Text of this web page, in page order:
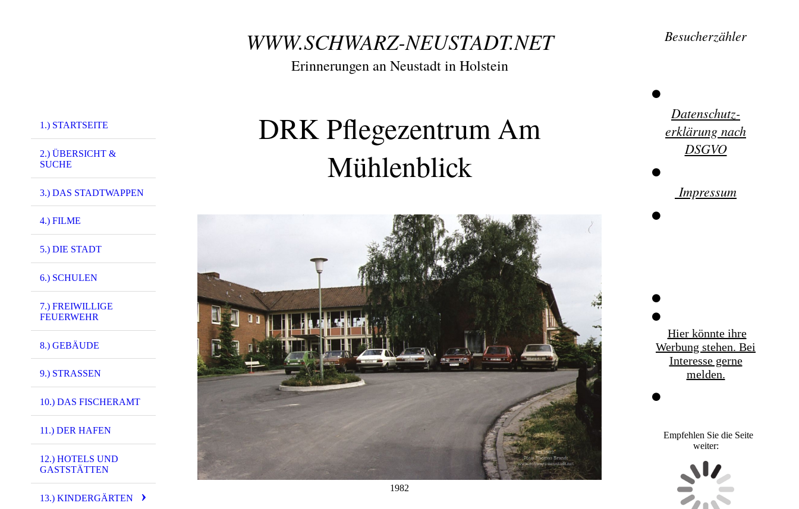
1.) STARTSEITE
2.) ÜBERSICHT &
SUCHE
3.) DAS STADTWAPPEN
4.) FILME
5.) DIE STADT
6.) SCHULEN
7.) FREIWILLIGE
FEUERWEHR
8.) GEBÄUDE
9.) STRASSEN
10.) DAS FISCHERAMT
11.) DER HAFEN
12.) HOTELS UND
GASTSTÄTTEN
13.) KINDERGÄRTEN
WWW.SCHWARZ-NEUSTADT.NET
Erinnerungen an Neustadt in Holstein
DRK Pflegezentrum Am
Mühlenblick
1982
Besucherzähler
Datenschutz-
erklärung nach
DSGVO
Impressum
Hier könnte ihre
Werbung stehen. Bei
Interesse gerne
melden.
Empfehlen Sie die Seite
weiter: